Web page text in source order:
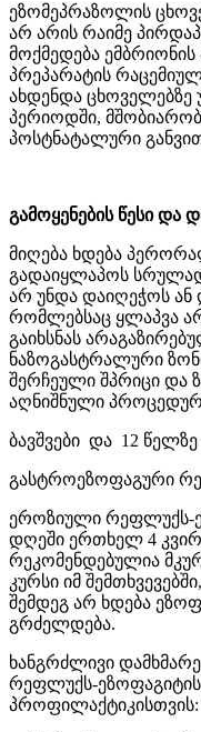
ეზომეპრაზოლის
არ არის რაიმე
მოქმედება ემბრიონის
პრეპარატის
ახდენდა ცხოველებზე
პერიოდში,
პოსტნატალური
გამოყენების წესი და
მიღება ხდება
გადაიყლაპოს
არ უნდა დაიღეჭოს ან
რომლებსაც ყლაპვა
გაიხსნას
ნაზოგასტრალური
შერჩეული შპრიცი და
აღნიშნული
ბავშვები და 12
გასტროეზოფაგური
ეროზიული რეფლუქს-
დღეში ერთხელ 4
რეკომენდებულია
კურსი იმ
შემდეგ არ ხდება
გრძელდება.
ხანგრძლივი
რეფლუქს-ეზოფაგიტის